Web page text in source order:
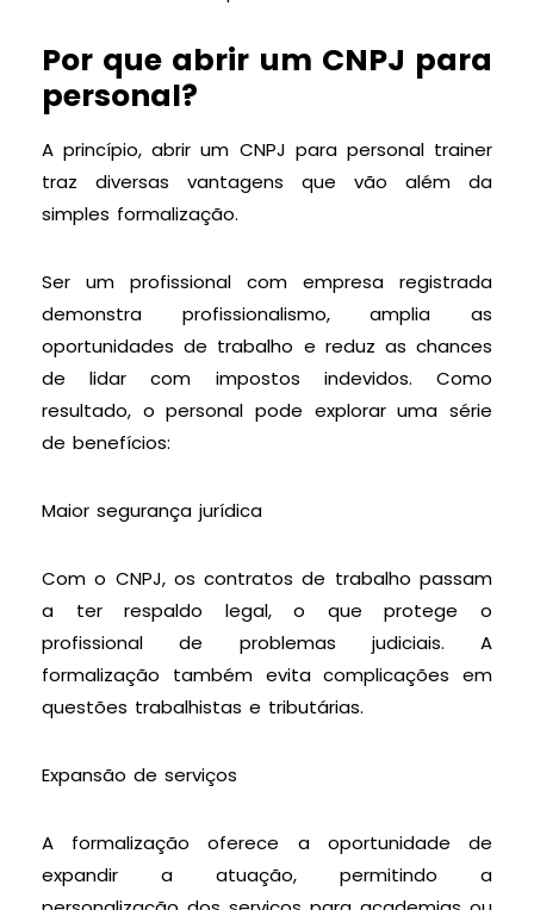
Por que abrir um CNPJ para
personal?
A princípio, abrir um CNPJ para personal trainer
traz diversas vantagens que vão além da
simples formalização.
Ser um profissional com empresa registrada
demonstra profissionalismo, amplia as
oportunidades de trabalho e reduz as chances
de lidar com impostos indevidos. Como
resultado, o personal pode explorar uma série
de benefícios:
Maior segurança jurídica
Com o CNPJ, os contratos de trabalho passam
a ter respaldo legal, o que protege o
profissional de problemas judiciais. A
formalização também evita complicações em
questões trabalhistas e tributárias.
Expansão de serviços
A formalização oferece a oportunidade de
expandir a atuação, permitindo a